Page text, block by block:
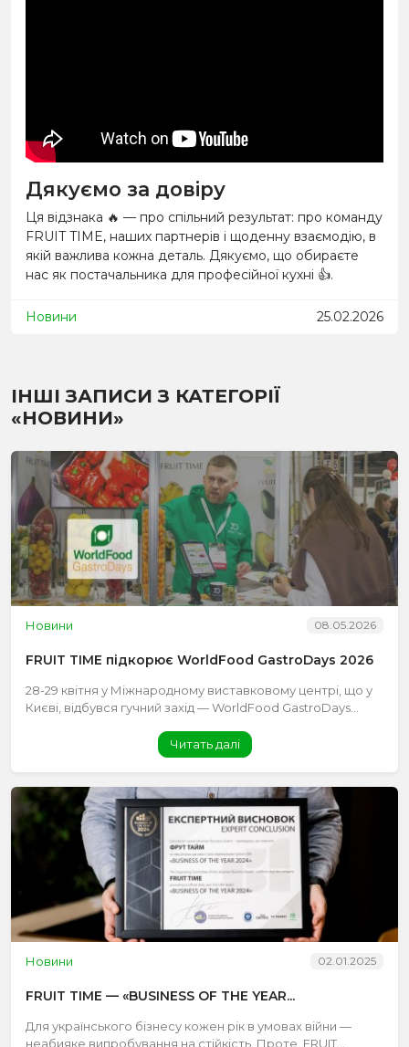
Дякуємо за довіру
Ця відзнака 🔥 — про спільний результат: про команду
FRUIT TIME, наших партнерів і щоденну взаємодію, в
якій важлива кожна деталь. Дякуємо, що обираєте
нас як постачальника для професійної кухні 👍.
Новини 25.02.2026
ІНШІ ЗАПИСИ З КАТЕГОРІЇ
«НОВИНИ»
Новини 08.05.2026
FRUIT TIME підкорює WorldFood GastroDays 2026
28-29 квітня у Міжнародному виставковому центрі, що у
Києві, відбувся гучний захід — WorldFood GastroDays...
Читать далі
Новини 02.01.2025
FRUIT TIME — «BUSINESS OF THE YEAR...
Для українського бізнесу кожен рік в умовах війни —
неабияке випробування на стійкість. Проте, FRUIT...